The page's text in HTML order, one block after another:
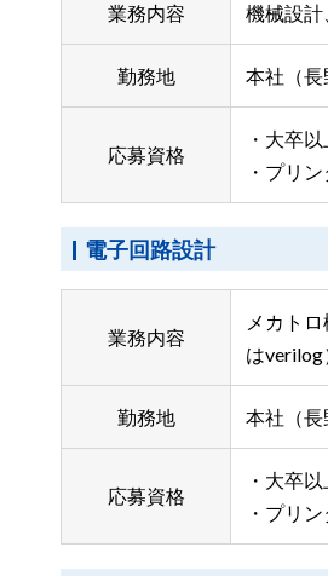
業務内容 機械設
勤務地 本社（長
応募資格
・大卒以
・プリ
電子回路設計
業務内容
メカト
はverilog
勤務地 本社（長
応募資格
・大卒以
・プリ